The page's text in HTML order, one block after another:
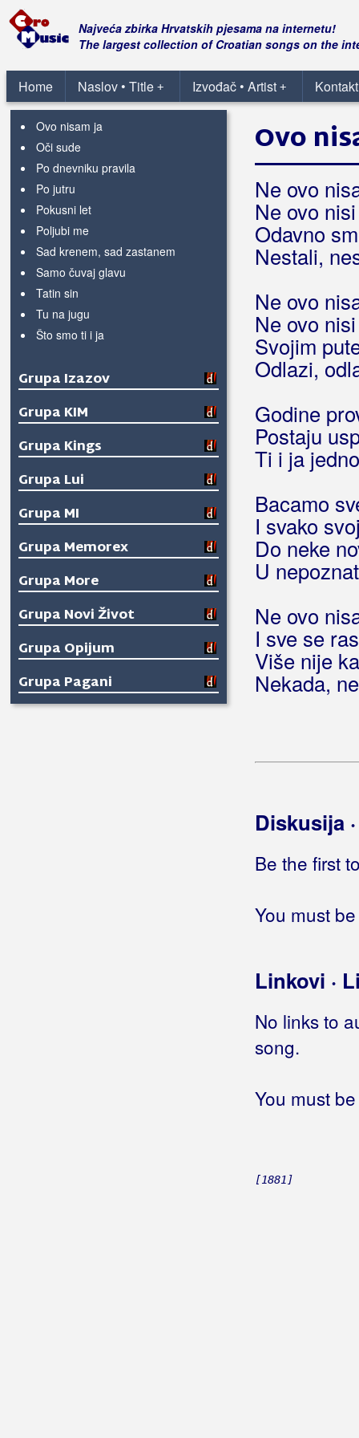
Najveća zbirka Hrvatskih pjesama na internetu!
The largest collection of Croatian songs on the
Home +
Naslov • Title +
Izvođač • Artist
Kad će kraj
Linijom manjeg otpora
Ona želi ona zna
Opojni makovi
Ovo nisam ja
Oči sude
Po dnevniku pravila
Po jutru
Pokusni let
Poljubi me
Sad krenem, sad zastanem
Samo čuvaj glavu
Tatin sin
Tu na jugu
Što smo ti i ja
Grupa Izazov
Grupa KIM
Grupa Kings
Grupa Lui
Grupa MI
Grupa Memorex
Grupa More
Grupa Novi Život
Grupa Opijum
Grupa Pagani
Ovo
Ne ovo
Ne ovo
Odavno
Nestali,
Ne ovo
Ne ovo
Svojim
Odlazi,
Godine
Postaju
Ti i ja
Bacamo
I svako
Do neke
U
Ne ovo
I sve se
Više nije
Nekada,
Diskusija
Be the first
You must
Linkovi ·
No links to
song.
You must
[1881]